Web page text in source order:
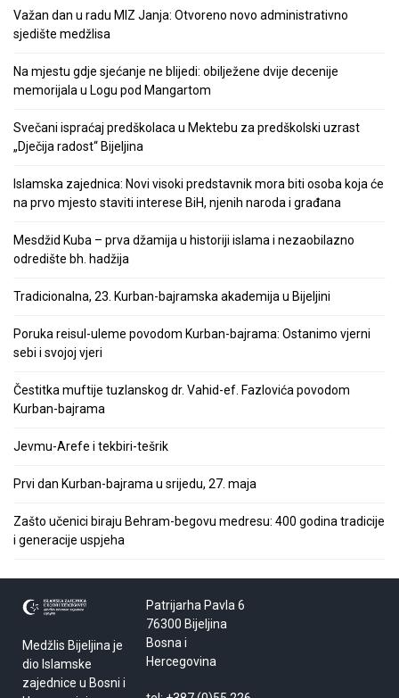
Važan dan u radu MIZ Janja: Otvoreno novo administrativno
sjedište medžlisa
Na mjestu gdje sjećanje ne blijedi: obilježene dvije decenije
memorijala u Logu pod Mangartom
Svečani ispraćaj predškolaca u Mektebu za predškolski uzrast
„Dječija radost“ Bijeljina
Islamska zajednica: Novi visoki predstavnik mora biti osoba koja će
na prvo mjesto staviti interese BiH, njenih naroda i građana
Mesdžid Kuba – prva džamija u historiji islama i nezaobilazno
odredište bh. hadžija
Tradicionalna, 23. Kurban-bajramska akademija u Bijeljini
Poruka reisul-uleme povodom Kurban-bajrama: Ostanimo vjerni
sebi i svojoj vjeri
Čestitka muftije tuzlanskog dr. Vahid-ef. Fazlovića povodom
Kurban-bajrama
Jevmu-Arefe i tekbiri-tešrik
Prvi dan Kurban-bajrama u srijedu, 27. maja
Zašto učenici biraju Behram-begovu medresu: 400 godina tradicije
i generacije uspjeha
Medžlis Bijeljina je
dio Islamske
zajednice u Bosni i
Patrijarha Pavla 6
76300 Bijeljina
Bosna i
Hercegovina